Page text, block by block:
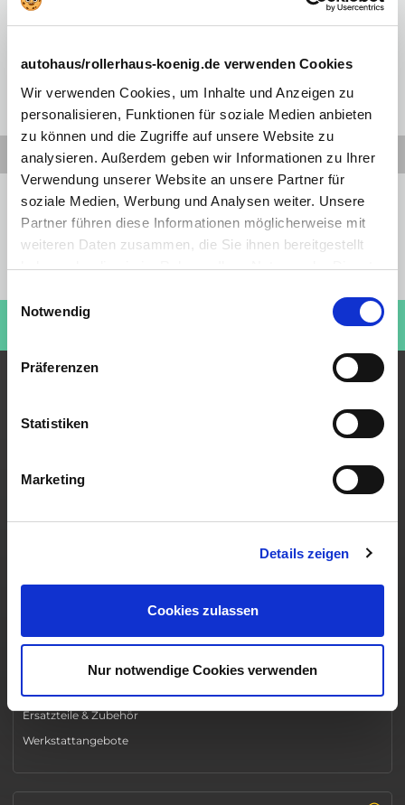
autohaus/rollerhaus-koenig.de verwenden Cookies
Wir verwenden Cookies, um Inhalte und Anzeigen zu
personalisieren, Funktionen für soziale Medien anbieten
zu können und die Zugriffe auf unsere Website zu
analysieren. Außerdem geben wir Informationen zu Ihrer
Verwendung unserer Website an unsere Partner für
soziale Medien, Werbung und Analysen weiter. Unsere
Partner führen diese Informationen möglicherweise mit
weiteren Daten zusammen, die Sie ihnen bereitgestellt
haben oder die sie im Rahmen Ihrer Nutzung der Dienste
Cookies, wenn Sie unsere Webseite weiterhin nutzen.
Notwendig
Präferenzen
Statistiken
Marketing
Details zeigen
Cookies zulassen
Nur notwendige Cookies verwenden
Auch wenn der Kunde als Kaufmann im Sinne des HGB handelt
Vermittlungsvertrags offen legt oder nicht), gilt der Gerichtsstand
Berlin für Auseinandersetzungen aus der Rechtsbeziehung zu AH
Preiswahrheit
Sofortige Verfügbarkeit
Ohne Anzahlung
Kaufen Sie einen Roller!
ROLLERHAUS KÖNIG
Gewerbekunden Angebote
Ersatzteile & Zubehör
Werkstattangebote